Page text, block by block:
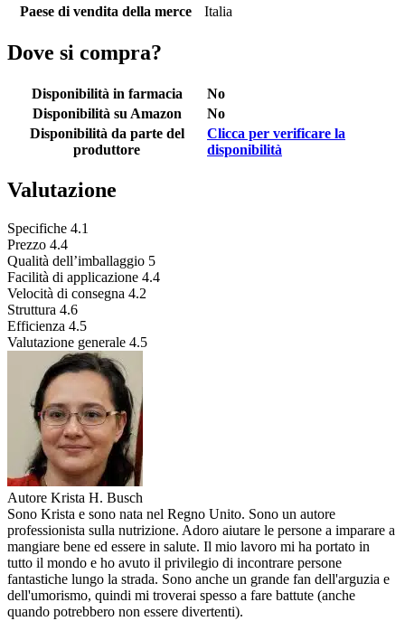
Paese di vendita della merce
Italia
Dove si compra?
Disponibilità in farmacia
No
Disponibilità su Amazon
No
Disponibilità da parte del
produttore
Clicca per verificare la
disponibilità
Valutazione
Specifiche 4.1
Prezzo 4.4
Qualità dell’imballaggio 5
Facilità di applicazione 4.4
Velocità di consegna 4.2
Struttura 4.6
Efficienza 4.5
Valutazione generale 4.5
Autore Krista H. Busch
Sono Krista e sono nata nel Regno Unito. Sono un autore
professionista sulla nutrizione. Adoro aiutare le persone a imparare a
mangiare bene ed essere in salute. Il mio lavoro mi ha portato in
tutto il mondo e ho avuto il privilegio di incontrare persone
fantastiche lungo la strada. Sono anche un grande fan dell'arguzia e
dell'umorismo, quindi mi troverai spesso a fare battute (anche
quando potrebbero non essere divertenti).